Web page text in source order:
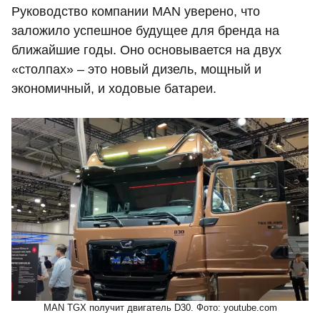
Руководство компании MAN уверено, что
заложило успешное будущее для бренда на
ближайшие годы. Оно основывается на двух
«столпах» – это новый дизель, мощный и
экономичный, и ходовые батареи.
MAN TGX получит двигатель D30. Фото: youtube.com